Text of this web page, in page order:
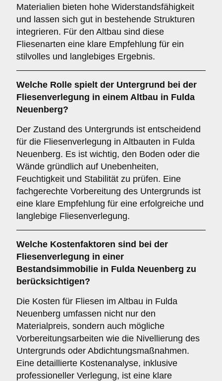
Materialien bieten hohe Widerstandsfähigkeit
und lassen sich gut in bestehende Strukturen
integrieren. Für den Altbau sind diese
Fliesenarten eine klare Empfehlung für ein
stilvolles und langlebiges Ergebnis.
Welche Rolle spielt der Untergrund bei der
Fliesenverlegung in einem Altbau in Fulda
Neuenberg?
Der Zustand des Untergrunds ist entscheidend
für die Fliesenverlegung in Altbauten in Fulda
Neuenberg. Es ist wichtig, den Boden oder die
Wände gründlich auf Unebenheiten,
Feuchtigkeit und Stabilität zu prüfen. Eine
fachgerechte Vorbereitung des Untergrunds ist
eine klare Empfehlung für eine erfolgreiche und
langlebige Fliesenverlegung.
Welche Kostenfaktoren sind bei der
Fliesenverlegung in einer
Bestandsimmobilie in Fulda Neuenberg zu
berücksichtigen?
Die Kosten für Fliesen im Altbau in Fulda
Neuenberg umfassen nicht nur den
Materialpreis, sondern auch mögliche
Vorbereitungsarbeiten wie die Nivellierung des
Untergrunds oder Abdichtungsmaßnahmen.
Eine detaillierte Kostenanalyse, inklusive
professioneller Verlegung, ist eine klare